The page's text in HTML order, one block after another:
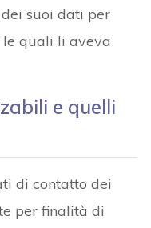
suoi dati per
quali li aveva
e quelli
di contatto dei
per finalità di